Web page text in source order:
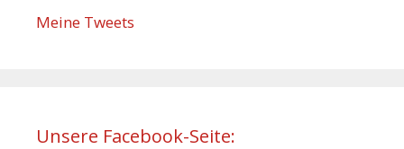
Meine Tweets
Unsere Facebook-Seite: